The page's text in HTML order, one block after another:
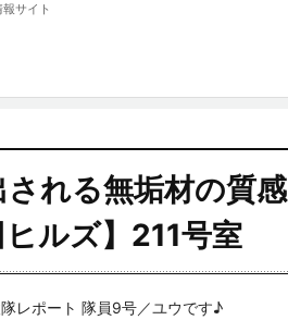
サイト
れる無垢材の質感
ルズ】211号室
レポート 隊員9号／ユウです♪